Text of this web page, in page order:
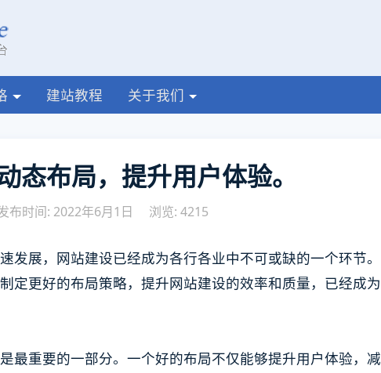
建站教程 关于我们
态布局，提升用户体验。
布时间: 2022年6月1日 浏览: 4215
发展，网站建设已经成为各行各业中不可或缺的一个环节。
定更好的布局策略，提升网站建设的效率和质量，已经成为
最重要的一部分。一个好的布局不仅能够提升用户体验，减